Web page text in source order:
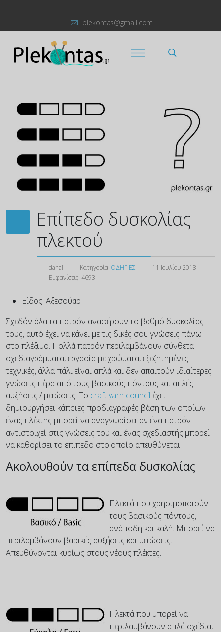
plekontas@gmail.com
Επίπεδο δυσκολίας
πλεκτού
danai Κατηγορία: ΟΔΗΓΙΕΣ
11 Ιουλίου 2018
Εμφανίσεις: 4693
Είδος: Αξεσούαρ
Σχεδόν όλα τα πατρόν αναφέρουν το βαθμό δυσκολίας
τους, αυτό έχει να κάνει με τις δικές σου γνώσεις πάνω
στο πλέξιμο. Πολλά πατρόν περιλαμβάνουν σύνθετα
σχεδιαγράμματα, εργασία με χρώματα, εξεζητημένες
τεχνικές, άλλα πάλι είναι απλά και δεν απαιτούν ιδιαίτερες
γνώσεις πέρα από τους βασικούς πόντους και απλές
αυξήσεις / μειώσεις. Το craft yarn council έχει
δημιουργήσει κάποιες προδιαγραφές βάση των οποίων
ένας πλέκτης μπορεί να αναγνωρίσει αν ένα πατρόν
αντιστοιχεί στις γνώσεις του και ένας σχεδιαστής μπορεί
να καθορίσει το επίπεδο στο οποίο απευθύνεται.
Ακολουθούν τα επίπεδα δυσκολίας
Πλεκτά που χρησιμοποιούν
τους βασικούς πόντους,
ανάποδη και καλή. Μπορεί να
περιλαμβάνουν βασικές αυξήσεις και μειώσεις.
Απευθύνονται κυρίως στους νέους πλέκτες.
Πλεκτά που μπορεί να
περιλαμβάνουν απλά σχέδια,